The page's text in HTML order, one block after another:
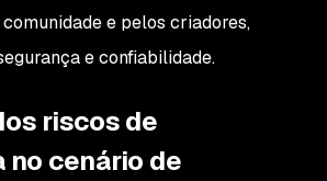
e pelos criadores,
e confiabilidade.
riscos de
no cenário de